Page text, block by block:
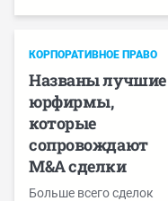
КОРПОРАТИВНОЕ ПРАВО
Названы лучшие
юрфирмы,
которые
сопровождают
M&A сделки
Больше всего сделок